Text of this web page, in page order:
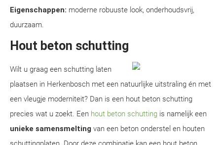
Eigenschappen: moderne robuuste look, onderhoudsvrij,
duurzaam.
Hout beton schutting
Wilt u graag een schutting laten
plaatsen in Herkenbosch met een natuurlijke uitstraling én met
een vleugje moderniteit? Dan is een hout beton schutting
precies wat u zoekt. Een hout beton schutting is namelijk een
unieke samensmelting van een beton onderstel en houten